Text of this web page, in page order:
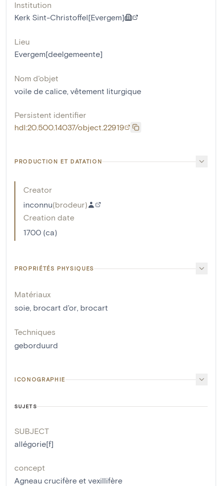
Institution
Kerk Sint-Christoffel[Evergem]
Lieu
Evergem[deelgemeente]
Nom d'objet
voile de calice, vêtement liturgique
Persistent identifier
hdl:20.500.14037/object.22919
PRODUCTION ET DATATION
Creator
inconnu(brodeur)
Creation date
1700 (ca)
PROPRIÉTÉS PHYSIQUES
Matériaux
soie, brocart d'or, brocart
Techniques
geborduurd
ICONOGRAPHIE
SUJETS
SUBJECT
allégorie[f]
concept
Agneau crucifère et vexillifère